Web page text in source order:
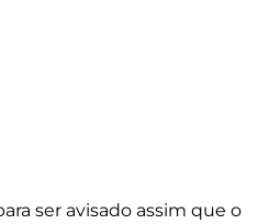
ser avisado assim que o